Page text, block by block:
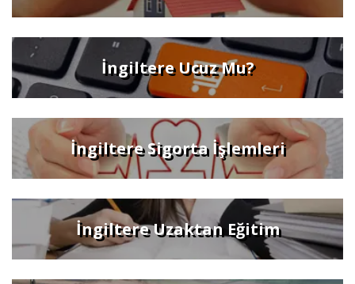
İngiltere Ucuz Mu?
İngiltere Sigorta İşlemleri
İngiltere Uzaktan Eğitim